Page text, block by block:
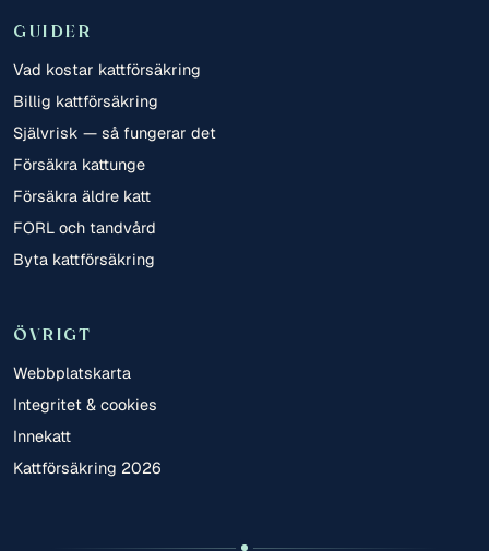
GUIDER
Vad kostar kattförsäkring
Billig kattförsäkring
Självrisk — så fungerar det
Försäkra kattunge
Försäkra äldre katt
FORL och tandvård
Byta kattförsäkring
ÖVRIGT
Webbplatskarta
Integritet & cookies
Innekatt
Kattförsäkring 2026